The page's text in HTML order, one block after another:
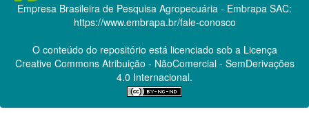
Empresa Brasileira de Pesquisa Agropecuária - Embrapa SAC:
https://www.embrapa.br/fale-conosco
O conteúdo do repositório está licenciado sob a Licença
Creative CommonsAtribuição - NãoComercial - SemDerivações
4.0 Internacional.